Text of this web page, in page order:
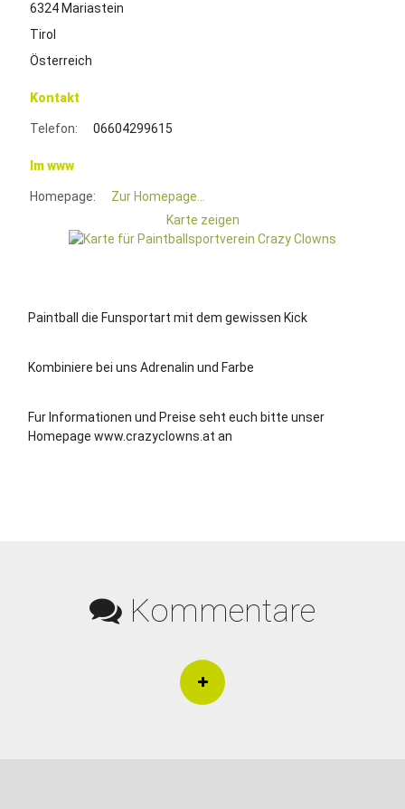
6324 Mariastein
Tirol
Österreich
Kontakt
Telefon: 06604299615
Im www
Homepage:
Zur Homepage...
Karte zeigen
Paintball die Funsportart mit dem gewissen Kick
Kombiniere bei uns Adrenalin und Farbe
Fur Informationen und Preise seht euch bitte unser
Homepage www.crazyclowns.at an
Kommentare